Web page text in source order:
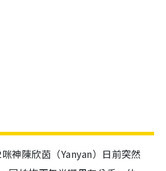
神陳欣茵（Yanyan）日前突然